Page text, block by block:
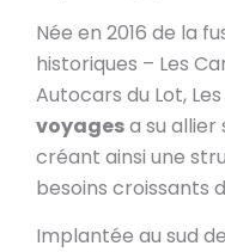
Née en 2016 de la
historiques – Les
Autocars du Lot,
voyagesa su
créant ainsi une
besoins croissants
Implantée au sud